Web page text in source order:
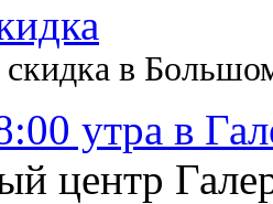
в
утра в
центр